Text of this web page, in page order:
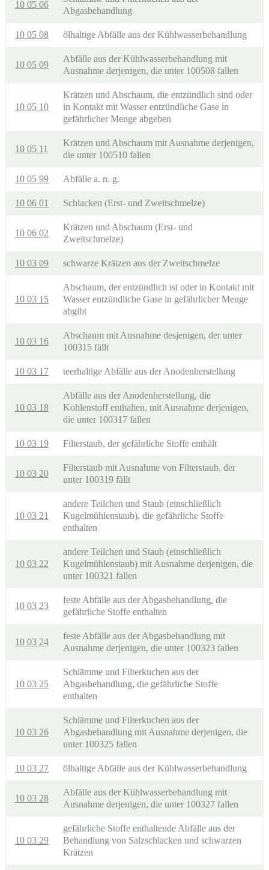
10 05 06
Abgasbehandlung
10 05 08 ölhaltige Abfälle aus der Kühlwasserbehandlung
10 05 09
Abfälle aus der Kühlwasserbehandlung mit
Ausnahme derjenigen, die unter 100508 fallen
10 05 10
Krätzen und Abschaum, die entzündlich sind oder
in Kontakt mit Wasser entzündliche Gase in
gefährlicher Menge abgeben
10 05 11
Krätzen und Abschaum mit Ausnahme derjenigen,
die unter 100510 fallen
10 05 99 Abfälle a. n. g.
10 06 01 Schlacken (Erst- und Zweitschmelze)
10 06 02
Krätzen und Abschaum (Erst- und
Zweitschmelze)
10 03 09 schwarze Krätzen aus der Zweitschmelze
10 03 15
Abschaum, der entzündlich ist oder in Kontakt mit
Wasser entzündliche Gase in gefährlicher Menge
abgibt
10 03 16
Abschaum mit Ausnahme desjenigen, der unter
100315 fällt
10 03 17 teerhaltige Abfälle aus der Anodenherstellung
10 03 18
Abfälle aus der Anodenherstellung, die
Kohlenstoff enthalten, mit Ausnahme derjenigen,
die unter 100317 fallen
10 03 19 Filterstaub, der gefährliche Stoffe enthält
10 03 20
Filterstaub mit Ausnahme von Filterstaub, der
unter 100319 fällt
10 03 21
andere Teilchen und Staub (einschließlich
Kugelmühlenstaub), die gefährliche Stoffe
enthalten
10 03 22
andere Teilchen und Staub (einschließlich
Kugelmühlenstaub) mit Ausnahme derjenigen, die
unter 100321 fallen
10 03 23
feste Abfälle aus der Abgasbehandlung, die
gefährliche Stoffe enthalten
10 03 24
feste Abfälle aus der Abgasbehandlung mit
Ausnahme derjenigen, die unter 100323 fallen
10 03 25
Schlämme und Filterkuchen aus der
Abgasbehandlung, die gefährliche Stoffe
enthalten
10 03 26
Schlämme und Filterkuchen aus der
Abgasbehandlung mit Ausnahme derjenigen, die
unter 100325 fallen
10 03 27 ölhaltige Abfälle aus der Kühlwasserbehandlung
10 03 28
Abfälle aus der Kühlwasserbehandlung mit
Ausnahme derjenigen, die unter 100327 fallen
10 03 29
gefährliche Stoffe enthaltende Abfälle aus der
Behandlung von Salzschlacken und schwarzen
Krätzen